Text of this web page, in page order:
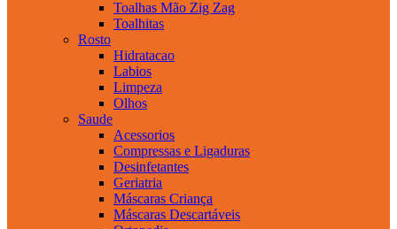
Toalhas Mão Zig Zag
Toalhitas
Rosto
Hidratacao
Labios
Limpeza
Olhos
Saude
Acessorios
Compressas e Ligaduras
Desinfetantes
Geriatria
Máscaras Criança
Máscaras Descartáveis